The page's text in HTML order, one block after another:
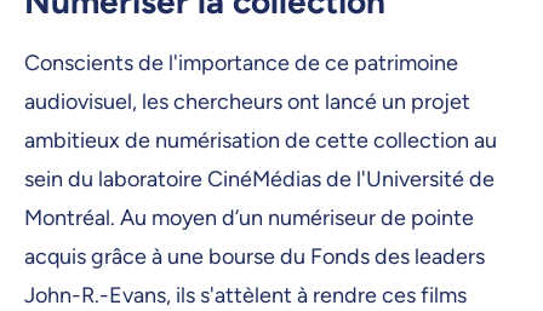
Conscients de l'importance de ce patrimoine
audiovisuel, les chercheurs ont lancé un projet
ambitieux de numérisation de cette collection au
sein du laboratoire CinéMédias de l'Université de
Montréal. Au moyen d’un numériseur de pointe
acquis grâce à une bourse du Fonds des leaders
John-R.-Evans, ils s'attèlent à rendre ces films